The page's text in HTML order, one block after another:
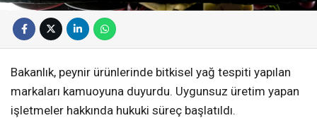
Bakanlık, peynir ürünlerinde bitkisel yağ tespiti yapılan
markaları kamuoyuna duyurdu. Uygunsuz üretim yapan
işletmeler hakkında hukuki süreç başlatıldı.